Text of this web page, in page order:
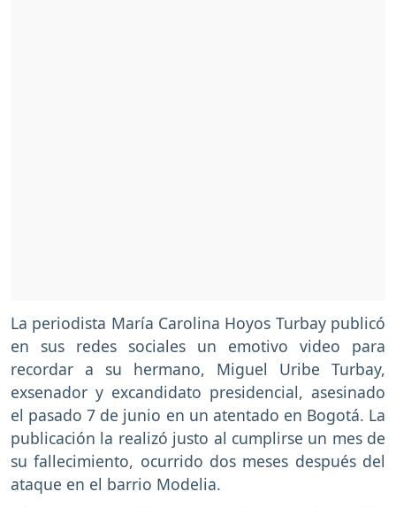
La periodista María Carolina Hoyos Turbay publicó
en sus redes sociales un emotivo video para
recordar a su hermano, Miguel Uribe Turbay,
exsenador y excandidato presidencial, asesinado
el pasado 7 de junio en un atentado en Bogotá. La
publicación la realizó justo al cumplirse un mes de
su fallecimiento, ocurrido dos meses después del
ataque en el barrio Modelia.